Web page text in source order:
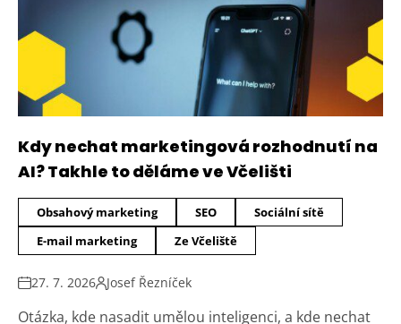
Kdy nechat marketingová rozhodnutí na
AI? Takhle to děláme ve Včelišti
Obsahový marketing SEO
Sociální sítě
E-mail marketing
Ze Včeliště
27. 7. 2026 Josef Řezníček
Otázka, kde nasadit umělou inteligenci, a kde nechat